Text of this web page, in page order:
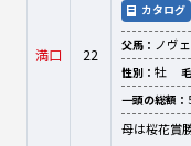
満口 22
カタログ
父馬： ノヴ
性別： 牡
一頭の総額：
母は桜花賞